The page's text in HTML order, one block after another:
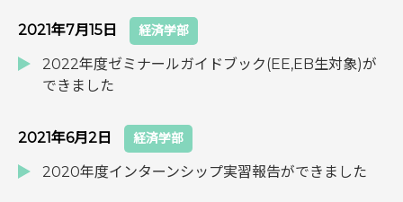
2021年7月15日 経済学部
2022年度ゼミナールガイドブック(EE,EB生対象)が
できました
2021年6月2日 経済学部
2020年度インターンシップ実習報告ができました